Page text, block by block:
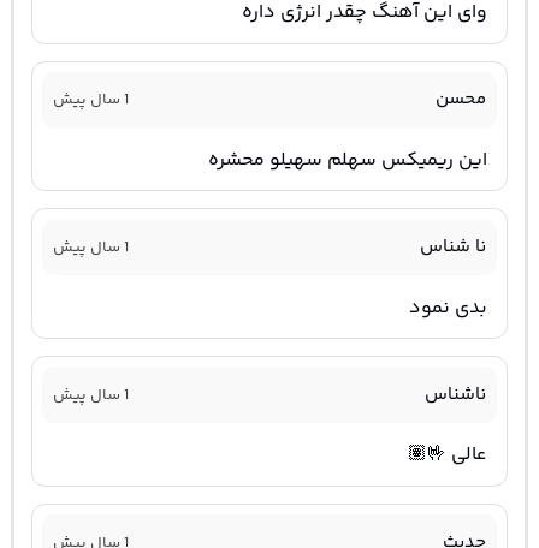
وای این آهنگ چقدر انرژی داره
محسن 1 سال پیش
این ریمیکس سهلم سهیلو محشره
نا شناس 1 سال پیش
بدی نمود
ناشناس 1 سال پیش
عالی 🤟🏽
حدیث 1 سال پیش